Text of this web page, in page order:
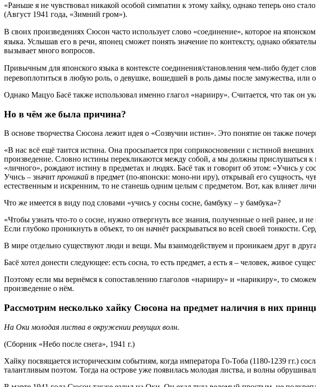
«Раньше я не чувствовал никакой особой симпатии к этому хайку, однако теперь оно
(Август 1941 года, «Зимний гром»).
В своих произведениях Сюсон часто использует слово «соединение», которое на
языка. Услышав его в речи, японец сможет понять значение по контексту, однако
вызывает много вопросов.
Привычным для японского языка в контексте соединения/становления чем-либо будет
перевоплотиться в любую роль, о девушке, вошедшей в роль дамы после замужества, или
Однако Мацуо Басё также использовал именно глагол «нарииру». Считается, что так он
Но в чём же была причина?
В основе творчества Сюсона лежит идея о «Созвучии истин». Это понятие он также
«В нас всё ещё таится истина. Она просыпается при соприкосновении с истиной
произведение. Словно истины перекликаются между собой, а мы должны прислушаться
«личного», рождают истину в предметах и людях. Басё так и говорит об этом: «Учись у
Учись – значит проникай в предмет (по-японски: моно-ни иру), открывай его сущность,
естественным и искренним, то не станешь одним целым с предметом. Вот, как влияет
Что же имеется в виду под словами «учись у сосны сосне, бамбуку – у бамбука»?
«Чтобы узнать что-то о сосне, нужно отвергнуть все знания, полученные о ней ранее, и
Если глубоко проникнуть в объект, то он начнёт раскрываться во всей своей тонкости.
В мире отдельно существуют люди и вещи. Мы взаимодействуем и проникаем друг в
Басё хотел донести следующее: есть сосна, то есть предмет, а есть я – человек, живое
Поэтому если мы вернёмся к сопоставлению глаголов «нарииру» и «нарикиру», то
произведение о нём.
Рассмотрим несколько хайку Сюсона на предмет наличия в них
На Оки молодая листва в окружении ревущих волн.
(Сборник «Небо после снега», 1941 г.)
Хайку посвящается историческим событиям, когда императора Го-Тоба (1180-1239 гг.)
талантливым поэтом. Тогда на острове уже появилась молодая листва, и волны